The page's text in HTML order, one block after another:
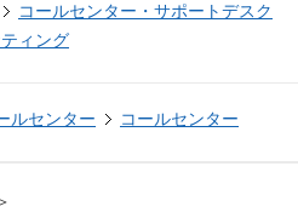
コールセンター・サポートデスク
ィング
ルセンター コールセンター